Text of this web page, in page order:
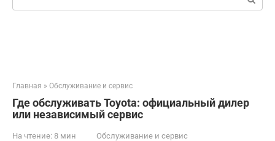
Главная » Обслуживание и сервис
Где обслуживать Toyota: официальный дилер
или независимый сервис
На чтение: 8 мин Обслуживание и сервис